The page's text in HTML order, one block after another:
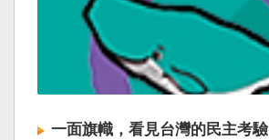
一面旗幟，看見台灣的民主考驗